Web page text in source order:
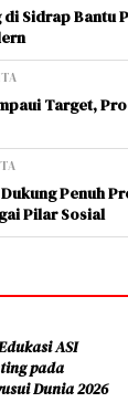
Sidrap Bantu
Target,
Penuh
Pilar Sosial
ASI
pada
Dunia 2026